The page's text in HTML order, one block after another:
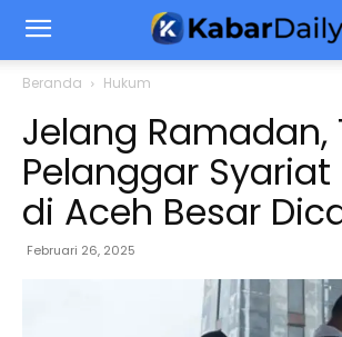
Beranda Hukum
Jelang Ramadan,
Pelanggar Syariat
di Aceh Besar
Februari 26, 2025